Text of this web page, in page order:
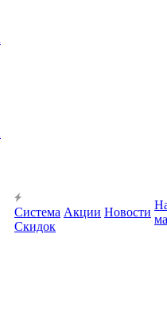
Система
Скидок
Акции Новости